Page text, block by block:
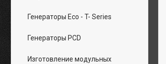
Генераторы Eco - T- Series
Генераторы PCD
Изготовление модульных